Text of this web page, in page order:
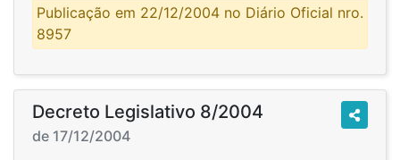
Publicação em 22/12/2004 no Diário Oficial nro.
8957
Decreto Legislativo 8/2004
de 17/12/2004